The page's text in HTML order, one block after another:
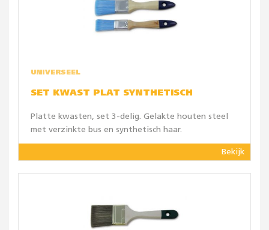
UNIVERSEEL
SET KWAST PLAT SYNTHETISCH
Platte kwasten, set 3-delig. Gelakte houten steel
met verzinkte bus en synthetisch haar.
Bekijk